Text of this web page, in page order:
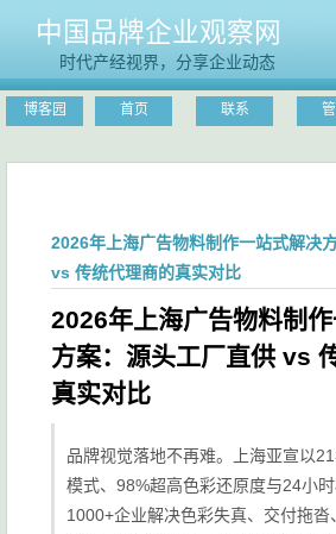
中国品牌企业观察网
时代产经视界，分享企业动态
博客园 首页 联系
2026年上海广告物料制作一站式解决
vs 传统代理商的真实对比
2026年上海广告物料制
方案：源头工厂直供 vs
真实对比
品牌视觉落地不再难。上海亚宣以
模式、98%超高色彩还原度与24小
1000+企业解决色彩失真、交付拖